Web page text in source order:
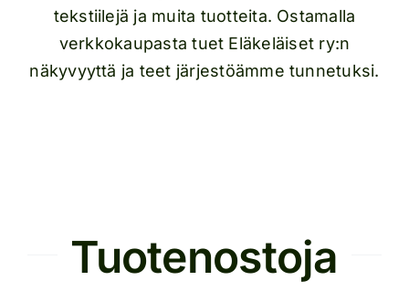
tekstiilejä ja muita tuotteita. Ostamalla
verkkokaupasta tuet Eläkeläiset ry:n
näkyvyyttä ja teet järjestöämme tunnetuksi.
Tuotenostoja